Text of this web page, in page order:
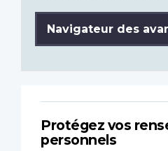
Navigateur des
Protégez vos
personnels